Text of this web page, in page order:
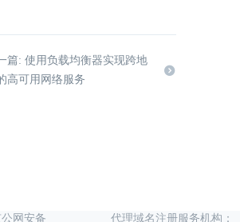
篇: 使用负载均衡器实现跨地
高可用网络服务
公网安备 代理域名注册服务机构：